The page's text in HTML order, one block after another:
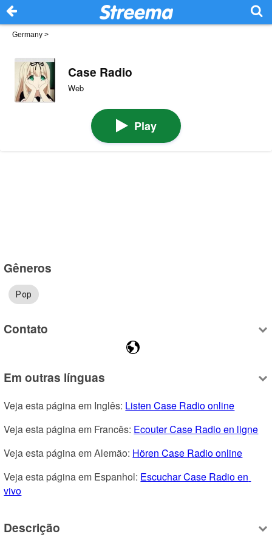
Germany >
Case Radio
Web
Play
Gêneros
Pop
Contato
Em outras línguas
Veja esta página em Inglês: Listen Case Radio online
Veja esta página em Francês: Ecouter Case Radio en ligne
Veja esta página em Alemão: Hören Case Radio online
Veja esta página em Espanhol: Escuchar Case Radio en
vivo
Descrição